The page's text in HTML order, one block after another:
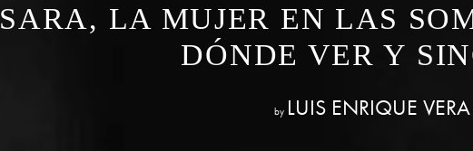
SARA, LA MUJER EN LAS
DÓNDE VER Y
by LUIS ENRIQUE VERA